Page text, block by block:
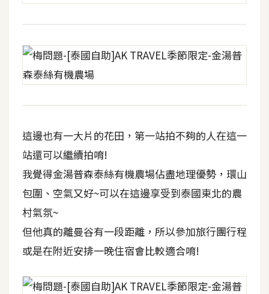
這邊也有一大片的花田，第一站拍不夠的人在這一
站還可以繼續拍唷!
我覺得金湯普森泰絲有機農場佔盡地理優勢，環山
包圍、空氣又好~可以在這邊享受到泰國東北的農
村氣氛~
但他真的離曼谷有一段距離，所以參加旅行團行程
或是在附近安排一晚住宿會比較適合唷!